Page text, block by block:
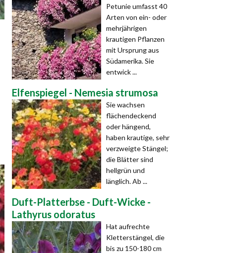
Petunie umfasst 40
Arten von ein- oder
mehrjährigen
krautigen Pflanzen
mit Ursprung aus
Südamerika. Sie
entwick ...
Elfenspiegel - Nemesia strumosa
Sie wachsen
flächendeckend
oder hängend,
haben krautige, sehr
verzweigte Stängel;
die Blätter sind
hellgrün und
länglich. Ab ...
Duft-Platterbse - Duft-Wicke -
Lathyrus odoratus
Hat aufrechte
Kletterstängel, die
bis zu 150-180 cm